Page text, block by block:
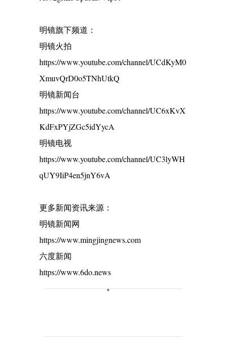
明镜旗下频道：
明镜火拍
https://www.youtube.com/channel/UCdKyM0
XmuvQrD0o5TNhUtkQ
明镜新闻台
https://www.youtube.com/channel/UC6xKvX
KdFxPYjZGc5idYycA
明镜电视
https://www.youtube.com/channel/UC3lyWH
qUY9IiP4en5jnY6vA
更多新闻资讯来源：
明镜新闻网
https://www.mingjingnews.com
六度新闻
https://www.6do.news